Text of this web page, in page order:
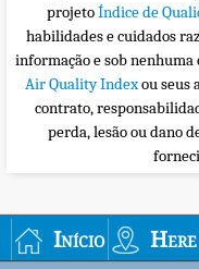
projetoÍndice de
habilidades e cuidados
informação e sob nenhuma
Air Quality Indexou seus
contrato,
perda, lesão ou dano
Início Here